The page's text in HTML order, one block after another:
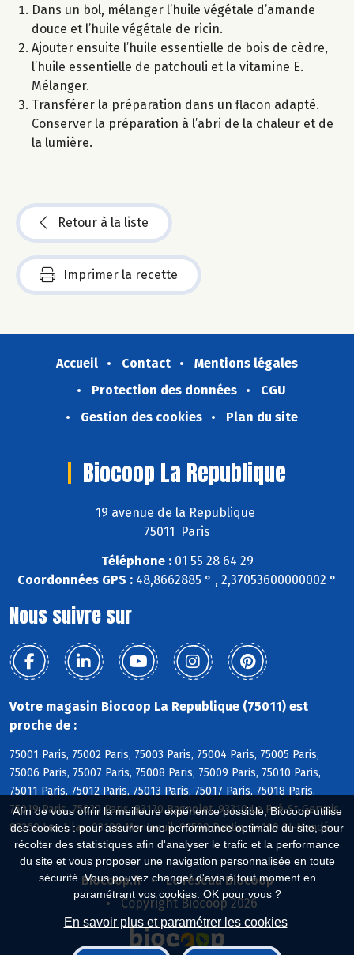
Afin de vous offrir la meilleure expérience possible, Biocoop utilise
des cookies : pour assurer une performance optimale du site, pour
récolter des statistiques afin d'analyser le trafic et la performance
du site et vous proposer une navigation personnalisée en toute
sécurité. Vous pouvez changer d'avis à tout moment en
paramétrant vos cookies. OK pour vous ?
En savoir plus et paramétrer les cookies
Dans un bol, mélanger l’huile végétale d’amande
douce et l’huile végétale de ricin.
Ajouter ensuite l’huile essentielle de bois de cèdre,
l’huile essentielle de patchouli et la vitamine E.
Mélanger.
Transférer la préparation dans un flacon adapté.
Conserver la préparation à l’abri de la chaleur et de
la lumière.
Retour à la liste
Imprimer la recette
Accueil Contact
Mentions légales
Protection des données
CGU
Gestion des cookies
Plan du site
Biocoop La Republique
19 avenue de la Republique
75011 Paris
Téléphone :01 55 28 64 29
Coordonnées GPS : 48,8662885 ° , 2,37053600000002 °
Nous suivre sur
Votre magasin Biocoop La Republique (75011) est
proche de :
75001 Paris, 75002 Paris, 75003 Paris, 75004 Paris, 75005 Paris,
75006 Paris, 75007 Paris, 75008 Paris, 75009 Paris, 75010 Paris,
75011 Paris, 75012 Paris, 75013 Paris, 75017 Paris, 75018 Paris,
75019 Paris, 75020 Paris, 93170 Bagnolet, 93310 Le Pré-St-Gervais,
93260 Les Lilas, 93100 Montreuil, 93500 Pantin, 94160 St-Mandé
Biocoop.fr
Le réseau Biocoop
Copyright Biocoop 2026